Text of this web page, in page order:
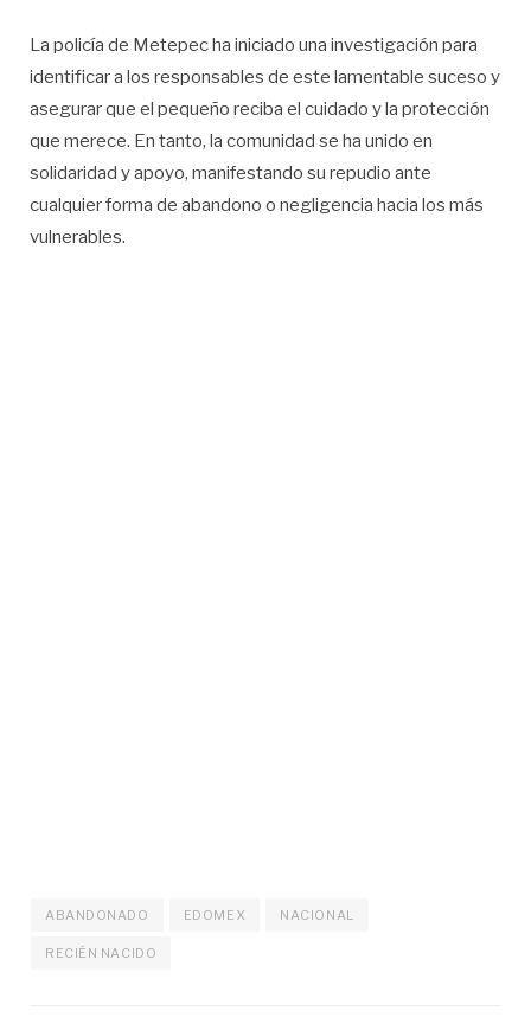
La policía de Metepec ha iniciado una investigación para
identificar a los responsables de este lamentable suceso y
asegurar que el pequeño reciba el cuidado y la protección
que merece. En tanto, la comunidad se ha unido en
solidaridad y apoyo, manifestando su repudio ante
cualquier forma de abandono o negligencia hacia los más
vulnerables.
ABANDONADO EDOMEX NACIONAL
RECIÉN NACIDO